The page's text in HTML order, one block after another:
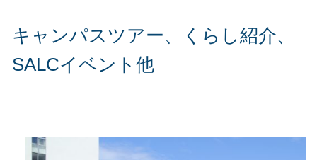
キャンパスツアー、くらし紹介、
SALCイベント他